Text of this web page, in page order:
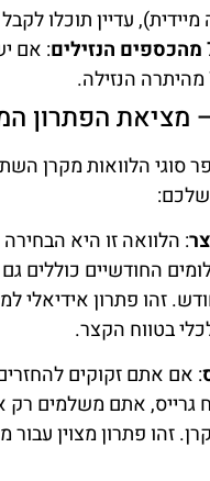
עדיין תוכלו לקבל הלוואה
: אם
– מציאת הפתרון
סוגי הלוואות מקרן
שלכם:
: הלוואה זו היא
החודשיים כוללים
זהו פתרון אידיאלי
בטווח הקצר.
: אם אתם זקוקים
גרייס, אתם משלמים רק
זהו פתרון מצוין עבור